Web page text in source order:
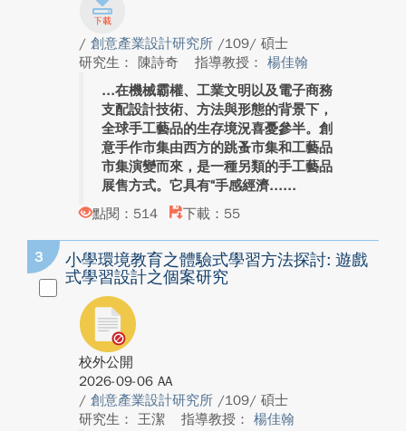
/ 創意產業設計研究所 /109/ 碩士
研究生： 陳詩奇
指導教授： 楊佳翰
在機械霸權、工業文明以及電子商務
支配設計技術、方法與形態的背景下，
全球手工藝品的生存境況喜憂參半。創
意手作市集由西方的跳蚤市集和工藝品
市集演變而來，是一種另類的手工藝品
展售方式。它具有“手感經濟...
點閱：514
下載：55
3
小學環境教育之體驗式學習方法探討: 遊戲
式學習設計之個案研究
校外公開
2026-09-06 AA
/ 創意產業設計研究所 /109/ 碩士
研究生： 王潔
指導教授： 楊佳翰